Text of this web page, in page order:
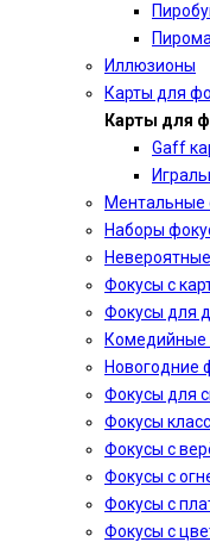
Иллюзионы
Карты для
Карты для
Gaff
Ментальные
Наборы
Фокусы с
Фокусы для
Комедийные
Новогодние
Фокусы для
Фокусы
Фокусы с
Фокусы с
Фокусы с
Фокусы с